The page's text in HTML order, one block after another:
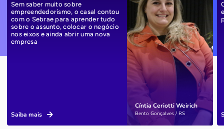
Cíntia Ceriotti Weirich
Bento Gonçalves / RS
Sem saber muito sobre
empreendedorismo, o casal contou
com o Sebrae para aprender tudo
sobre o assunto, colocar o negócio
nos eixos e ainda abrir uma nova
empresa
Saiba mais